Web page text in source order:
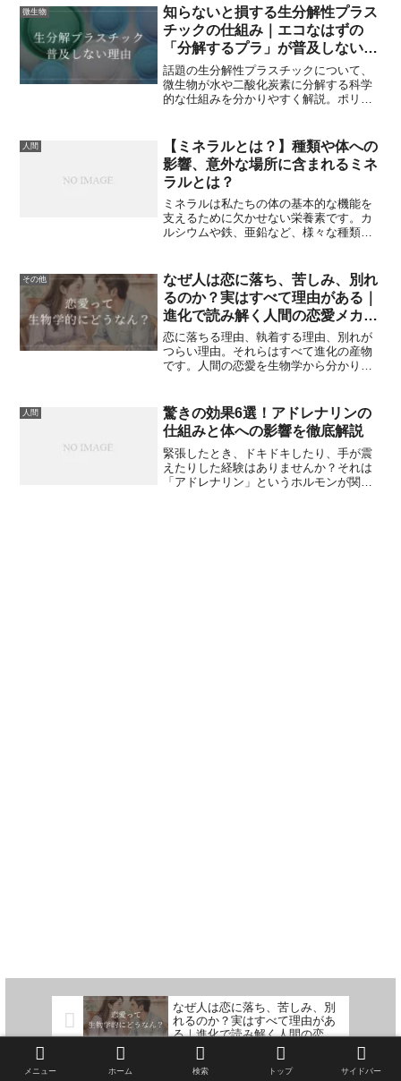
酵は味や栄養を高める働きを持ち、味
噌・醤油・ヨーグルト・ワインなど多く
の食品に利用されています。本記事で
は、「腐る」と「発酵」の科学的な違い
をわかりやすく整理し、具体的な例やあ
まり知られていないマイナーな知見も紹
介します。読んだ後には、日常の食品管
理や健康的な食生活に役立つ知識が身に
微生物
知らないと損する生分解性プラス
チックの仕組み｜エコなはずの
「分解するプラ」が普及しない理
由
話題の生分解性プラスチックについて、
微生物が水や二酸化炭素に分解する科学
的な仕組みを分かりやすく解説。ポリ乳
足といった普及しない理由（問題点・デ
メリット）まで、正しく知っておきたい
知識を網羅。
人間
【ミネラルとは？】種類や体への
影響、意外な場所に含まれるミネ
ラルとは？
ミネラルは私たちの体の基本的な機能を
支えるために欠かせない栄養素です。カ
ルシウムや鉄、亜鉛など、様々な種類の
ルの種類、体への影響、そして自然界で
果たす重要な役割について、わかりやす
く解説します。
その他
なぜ人は恋に落ち、苦しみ、別れ
るのか？実はすべて理由がある｜
進化で読み解く人間の恋愛メカニ
ズム10選
恋に落ちる理由、執着する理由、別れが
つらい理由。それらはすべて進化の産物
です。人間の恋愛を生物学から分かりや
人間
驚きの効果6選！アドレナリンの
仕組みと体への影響を徹底解説
緊張したとき、ドキドキしたり、手が震
えたりした経験はありませんか？それは
「アドレナリン」というホルモンが関係
なぜ人は恋に落ち、苦しみ、別
れるのか？実はすべて理由があ
る｜進化で読み解く人間の恋愛
メカニズム10選
知らないと損する！現代人のた
めのホルモン解説 〜重要ホルモ
メニュー ホーム 検索 トップ サイドバー